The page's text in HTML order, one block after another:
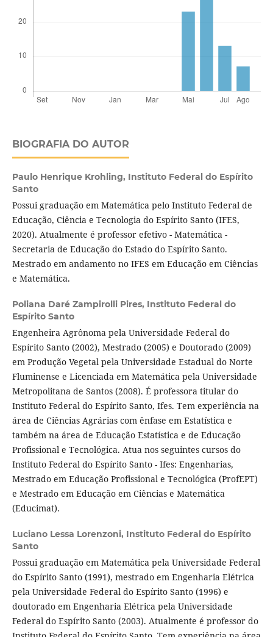
BIOGRAFIA DO AUTOR
Paulo Henrique Krohling, Instituto Federal do Espírito
Santo
Possui graduação em Matemática pelo Instituto Federal de
Educação, Ciência e Tecnologia do Espírito Santo (IFES,
2020). Atualmente é professor efetivo - Matemática -
Secretaria de Educação do Estado do Espírito Santo.
Mestrado em andamento no IFES em Educação em Ciências
e Matemática.
Poliana Daré Zampirolli Pires, Instituto Federal do
Espírito Santo
Engenheira Agrônoma pela Universidade Federal do
Espírito Santo (2002), Mestrado (2005) e Doutorado (2009)
em Produção Vegetal pela Universidade Estadual do Norte
Fluminense e Licenciada em Matemática pela Universidade
Metropolitana de Santos (2008). É professora titular do
Instituto Federal do Espírito Santo, Ifes. Tem experiência na
área de Ciências Agrárias com ênfase em Estatística e
também na área de Educação Estatística e de Educação
Profissional e Tecnológica. Atua nos seguintes cursos do
Instituto Federal do Espírito Santo - Ifes: Engenharias,
Mestrado em Educação Profissional e Tecnológica (ProfEPT)
e Mestrado em Educação em Ciências e Matemática
(Educimat).
Luciano Lessa Lorenzoni, Instituto Federal do Espírito
Santo
Possui graduação em Matemática pela Universidade Federal
do Espírito Santo (1991), mestrado em Engenharia Elétrica
pela Universidade Federal do Espírito Santo (1996) e
doutorado em Engenharia Elétrica pela Universidade
Federal do Espírito Santo (2003). Atualmente é professor do